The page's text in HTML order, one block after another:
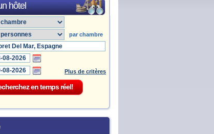
hôtel
par chambre
Plus de critères